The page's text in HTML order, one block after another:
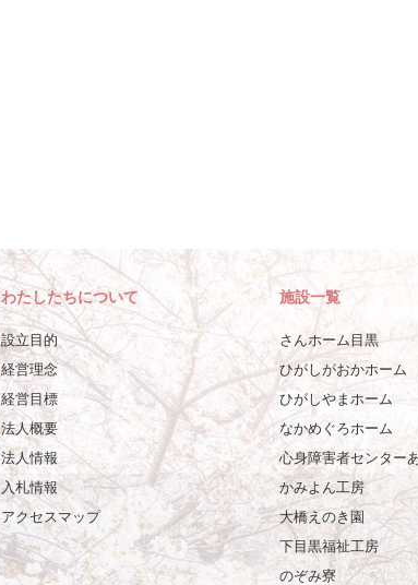
わたしたちについて
設立目的
経営理念
経営目標
法人概要
法人情報
入札情報
アクセスマップ
施設一覧
さんホーム目黒
ひがしがおかホーム
ひがしやまホーム
なかめぐろホーム
心身障害者センター
かみよん工房
大橋えのき園
下目黒福祉工房
のぞみ寮